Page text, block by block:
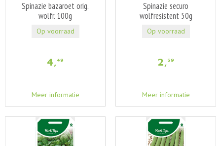
Spinazie bazaroet orig.
wolfr. 100g
4,49
Meer informatie
Op voorraad
Spinazie securo
wolfresistent 50g
2,59
Meer informatie
Op voorraad